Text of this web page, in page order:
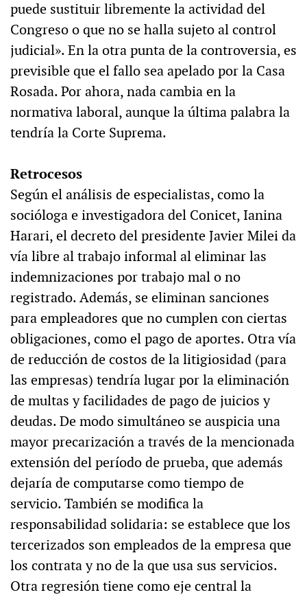
puede sustituir libremente la actividad del
Congreso o que no se halla sujeto al control
judicial». En la otra punta de la controversia, es
previsible que el fallo sea apelado por la Casa
Rosada. Por ahora, nada cambia en la
normativa laboral, aunque la última palabra la
tendría la Corte Suprema.
Retrocesos
Según el análisis de especialistas, como la
socióloga e investigadora del Conicet, Ianina
Harari, el decreto del presidente Javier Milei da
vía libre al trabajo informal al eliminar las
indemnizaciones por trabajo mal o no
registrado. Además, se eliminan sanciones
para empleadores que no cumplen con ciertas
obligaciones, como el pago de aportes. Otra vía
de reducción de costos de la litigiosidad (para
las empresas) tendría lugar por la eliminación
de multas y facilidades de pago de juicios y
deudas. De modo simultáneo se auspicia una
mayor precarización a través de la mencionada
extensión del período de prueba, que además
dejaría de computarse como tiempo de
servicio. También se modifica la
responsabilidad solidaria: se establece que los
tercerizados son empleados de la empresa que
los contrata y no de la que usa sus servicios.
Otra regresión tiene como eje central la